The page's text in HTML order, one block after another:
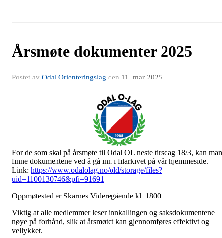
Årsmøte dokumenter 2025
Postet av Odal Orienteringslag den 11. mar 2025
For de som skal på årsmøte til Odal OL neste tirsdag 18/3, kan man
finne dokumentene ved å gå inn i filarkivet på vår hjemmeside.
Link: https://www.odalolag.no/old/storage/files?
uid=1100130746&pfi=91691
Oppmøtested er Skarnes Videregående kl. 1800.
Viktig at alle medlemmer leser innkallingen og saksdokumentene
nøye på forhånd, slik at årsmøtet kan gjennomføres effektivt og
vellykket.